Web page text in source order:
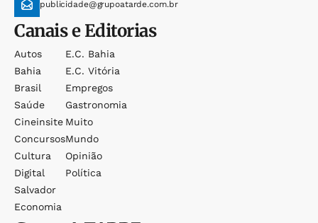
publicidade@grupoatarde.com.br
Canais e Editorias
Autos
Bahia
Brasil
Saúde
Cineinsite
Concursos
Cultura
Digital
Salvador
Economia
E.c. Bahia
E.c. Vitória
Empregos
Gastronomia
Muito
Mundo
Opinião
Política